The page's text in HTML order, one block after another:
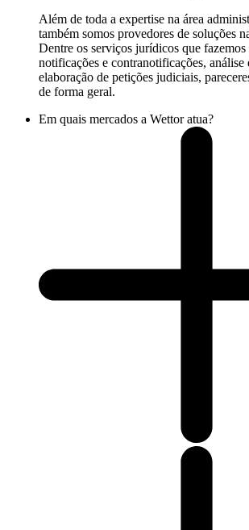
Além de toda a expertise na área
também somos provedores de soluções
Dentre os serviços jurídicos que fazemos
notificações e contranotificações, análise
elaboração de petições judiciais,
de forma geral.
Em quais mercados a Wettor atua?